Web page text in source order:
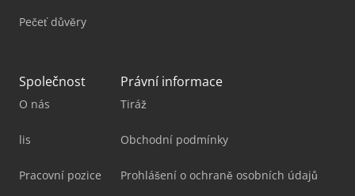
Pečeť důvěry
Společnost
O nás
lis
Pracovní pozice
Právní informace
Tiráž
Obchodní podmínky
Prohlášení o ochraně osobních údajů